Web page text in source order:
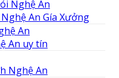
An Gía Xưởng
An uy tín
Nghệ An